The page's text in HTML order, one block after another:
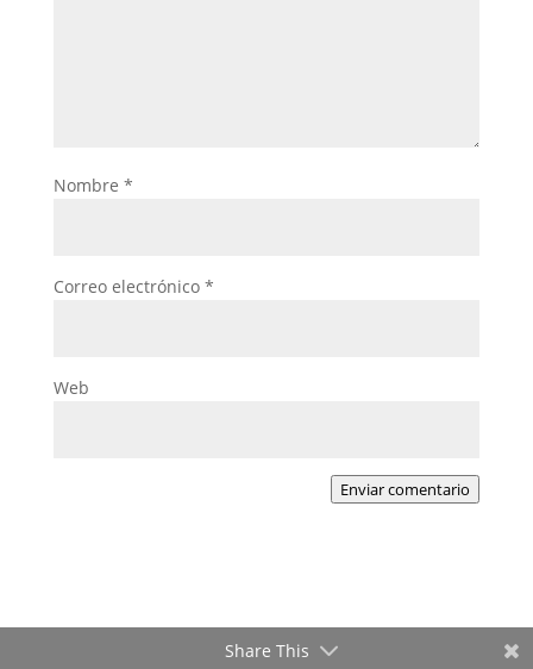
Nombre *
Correo electrónico *
Web
Enviar comentario
Share This